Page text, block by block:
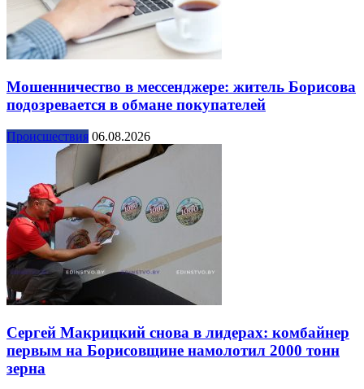
Мошенничество в мессенджере: житель Борисова
подозревается в обмане покупателей
Происшествия 06.08.2026
Сергей Макрицкий снова в лидерах: комбайнер
первым на Борисовщине намолотил 2000 тонн
зерна